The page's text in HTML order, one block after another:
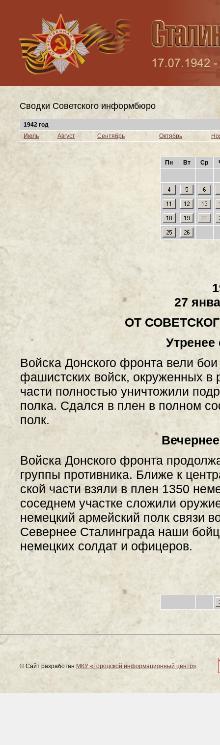
Сводки Cоветского информбюро
1942 год
Июль
Август Сентябрь Октябрь
Пн Вт Ср
27
ОТ
Войска Донского фронта вели
фашистских войск, окруженных
части полностью уничтожили
полка. Сдался в плен в полном
полк.
Войска Донского фронта
группы противника. Ближе к
ской части взяли в плен 1350
соседнем участке сложили
немецкий армейский полк связи
Севернее Сталинграда наши
немецких солдат и офицеров.
© Сайт разработан МКУ «Городской информационный центр».